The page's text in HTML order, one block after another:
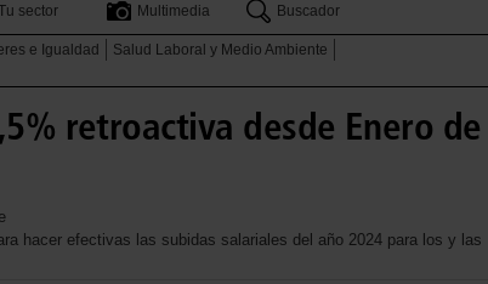
sector
Multimedia Buscador
e Igualdad
Salud Laboral y Medio Ambiente
retroactiva desde Enero de
hacer efectivas las subidas salariales del año 2024 para los y las